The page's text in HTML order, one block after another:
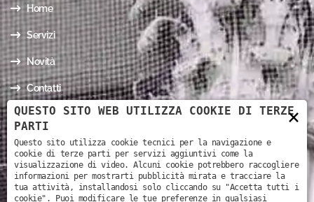
Home
Servizi
Novità
Contatti
I nostri contatti
Via Mario Todeschini, 3 - 37126 - Verona (VR)
+39 330 39 16 73
×
QUESTO SITO WEB UTILIZZA COOKIE DI TERZE
PARTI
Questo sito utilizza cookie tecnici per la navigazione e
cookie di terze parti per servizi aggiuntivi come la
visualizzazione di video. Alcuni cookie potrebbero raccogliere
informazioni per mostrarti pubblicità mirata e tracciare la
tua attività, installandosi solo cliccando su "Accetta tutti i
cookie". Puoi modificare le tue preferenze in qualsiasi